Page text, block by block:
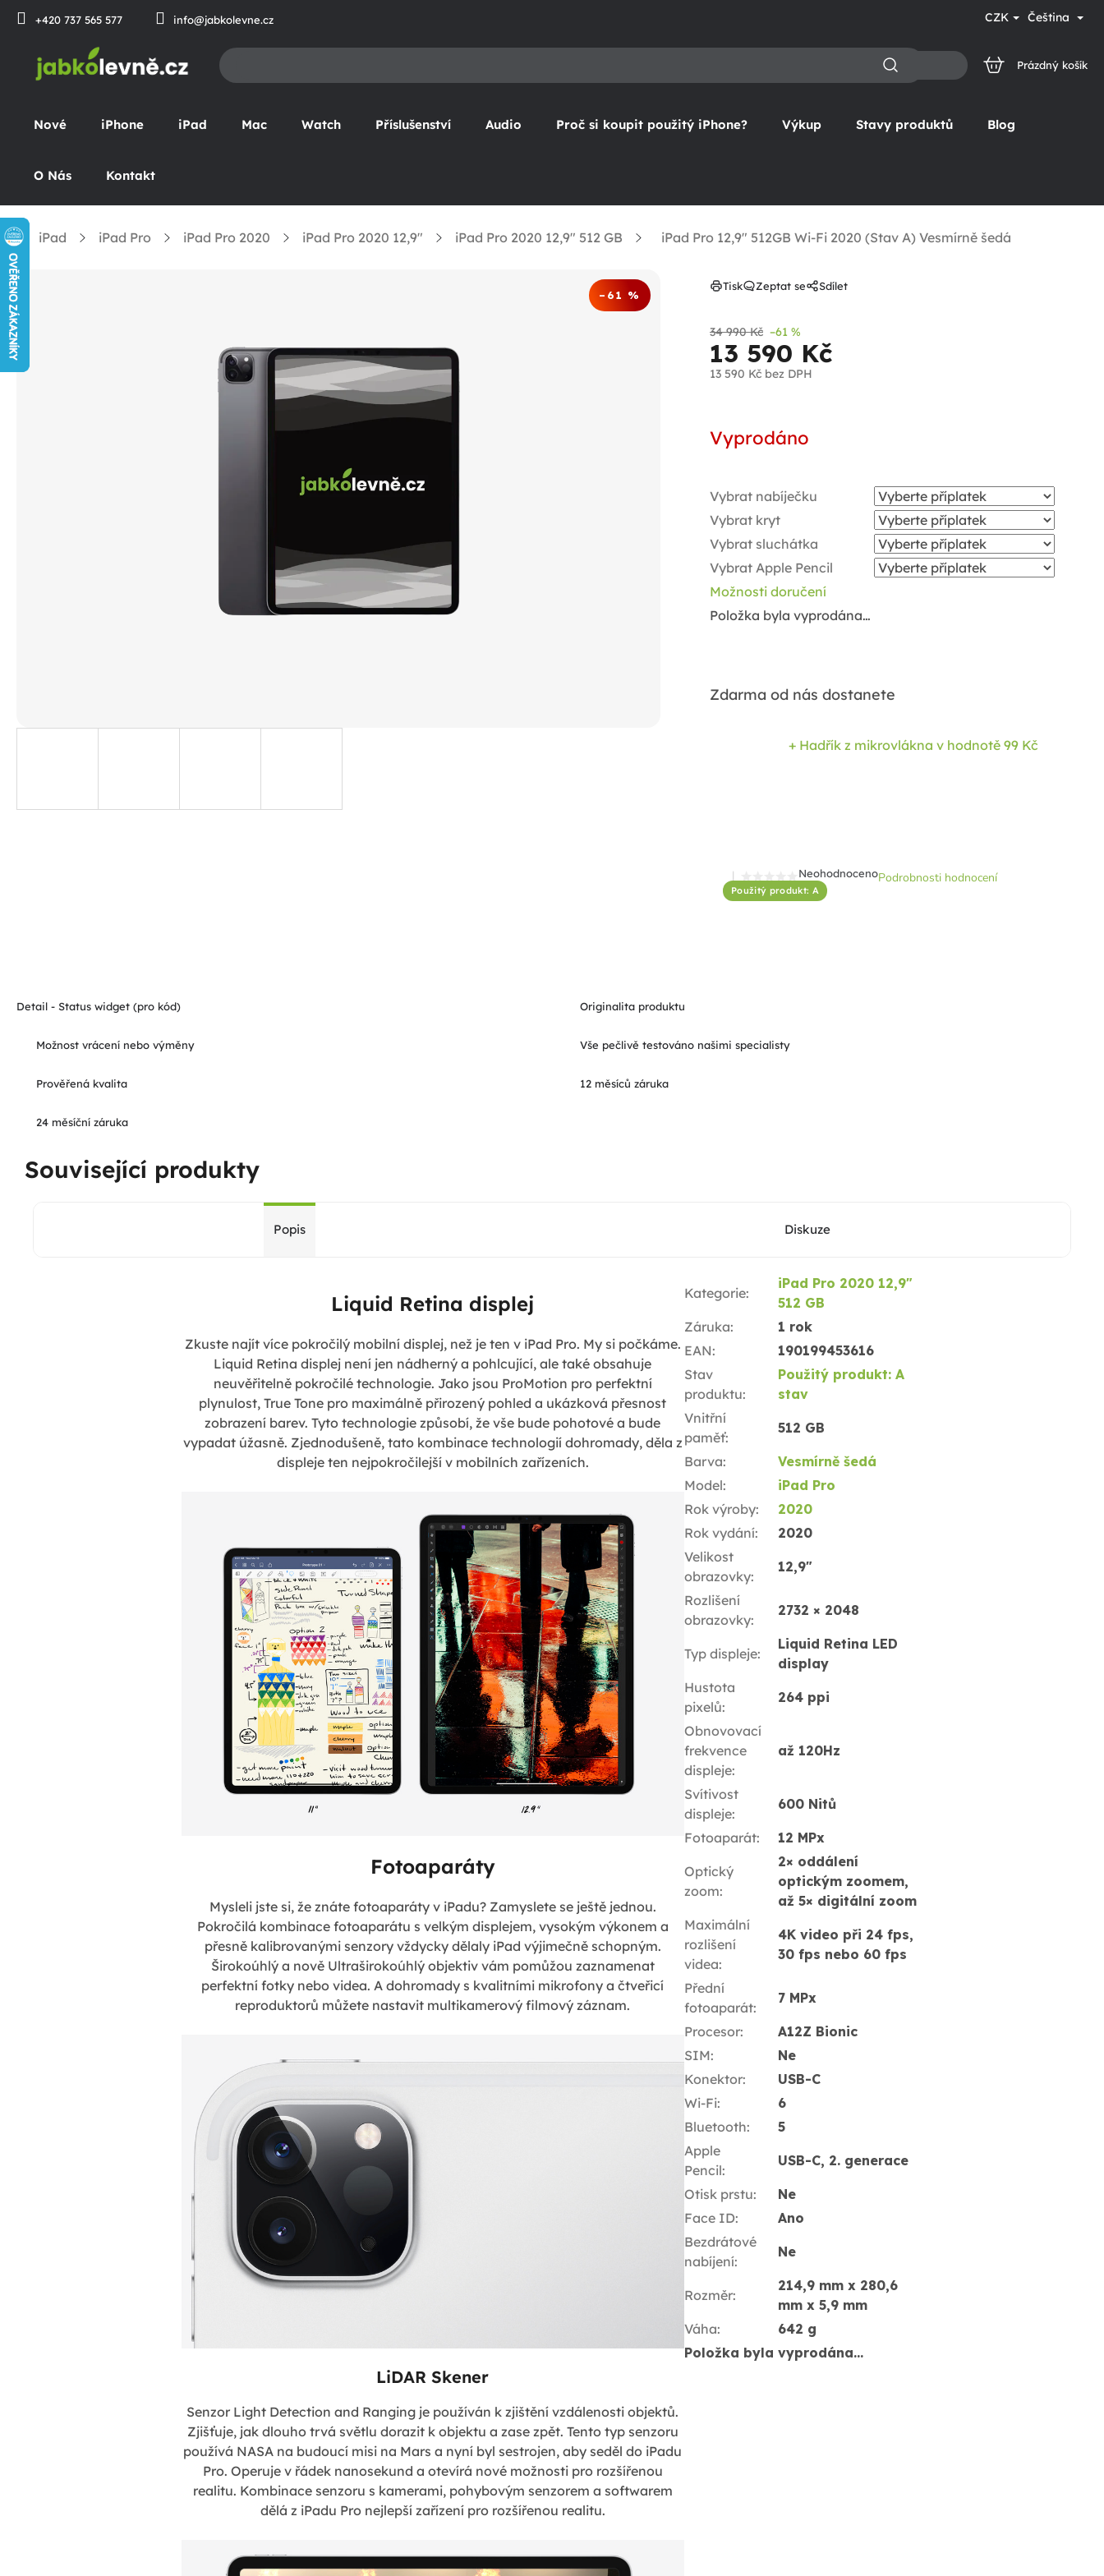
Přejít
+420 737 565 577 info@jabkolevne.cz CZK Čeština
NÁKUPNÍ
Prázdný košík
Nové iPhone iPad Mac Watch Příslušenství Audio Proč si koupit použitý iPhone? Výkup Stavy produktů Blog
O Nás Kontakt
Domů iPad iPad Pro iPad Pro 2020 iPad Pro 2020 12,9" iPad Pro 2020 12,9" 512 GB iPad Pro 12,9" 512GB Wi-Fi 2020 (Stav A) Vesmírně šedá
Použitý produkt: A
Průměrné
hodnocení
NeohodnocenoPodrobnosti hodnocení
–61 %
34 990 Kč –61 %
13 590 Kč
13 590 Kč bez DPH
Vyprodáno
Vybrat nabíječku
Vybrat kryt
Vybrat sluchátka
Vybrat Apple Pencil
Možnosti doručení
Položka byla vyprodána…
Zdarma od nás dostanete
+ Hadřík z mikrovlákna v hodnotě 99 Kč
Tisk Zeptat se Sdílet
Detail - Status widget (pro kód) Originalita produktu
Možnost vrácení nebo výměny Vše pečlivě testováno našimi specialisty
Prověřená kvalita 12 měsíců záruka
24 měsíční záruka
Související produkty
Popis Diskuze
Liquid Retina displej
Zkuste najít více pokročilý mobilní displej, než je ten v iPad Pro. My si počkáme.
Liquid Retina displej není jen nádherný a pohlcující, ale také obsahuje
neuvěřitelně pokročilé technologie. Jako jsou ProMotion pro perfektní
plynulost, True Tone pro maximálně přirozený pohled a ukázková přesnost
zobrazení barev. Tyto technologie způsobí, že vše bude pohotové a bude
vypadat úžasně. Zjednodušeně, tato kombinace technologií dohromady, děla z
displeje ten nejpokročilejší v mobilních zařízeních.
Fotoaparáty
Mysleli jste si, že znáte fotoaparáty v iPadu? Zamyslete se ještě jednou.
Pokročilá kombinace fotoaparátu s velkým displejem, vysokým výkonem a
přesně kalibrovanými senzory vždycky dělaly iPad výjimečně schopným.
Širokoúhlý a nově Ultraširokoúhlý objektiv vám pomůžou zaznamenat
perfektní fotky nebo videa. A dohromady s kvalitními mikrofony a čtveřicí
reproduktorů můžete nastavit multikamerový filmový záznam.
LiDAR Skener
Senzor Light Detection and Ranging je používán k zjištění vzdálenosti objektů.
Zjišťuje, jak dlouho trvá světlu dorazit k objektu a zase zpět. Tento typ senzoru
používá NASA na budoucí misi na Mars a nyní byl sestrojen, aby seděl do iPadu
Pro. Operuje v řádek nanosekund a otevírá nové možnosti pro rozšířenou
realitu. Kombinace senzoru s kamerami, pohybovým senzorem a softwarem
dělá z iPadu Pro nejlepší zařízení pro rozšířenou realitu.
Kategorie:
iPad Pro 2020 12,9"
512 GB
Záruka:
1 rok
EAN:
190199453616
Stav
produktu:
Použitý produkt: A
stav
Vnitřní
paměť:
512 GB
Barva:
Vesmírně šedá
Model:
iPad Pro
Rok výroby:
2020
Rok vydání:
2020
Velikost
obrazovky:
12,9"
Rozlišení
obrazovky:
2732 × 2048
Typ displeje:
Liquid Retina LED
display
Hustota
pixelů:
264 ppi
Obnovovací
frekvence
displeje:
až 120Hz
Svítivost
displeje:
600 Nitů
Fotoaparát: 12 MPx
Optický
zoom:
2× oddálení
optickým zoomem,
až 5× digitální zoom
Maximální
rozlišení
videa:
4K video při 24 fps,
30 fps nebo 60 fps
Přední
fotoaparát:
7 MPx
Procesor:
A12Z Bionic
SIM:
Ne
Konektor:
USB-C
Wi-Fi:
6
Bluetooth:
5
Apple
Pencil:
USB-C, 2. generace
Otisk prstu:
Ne
Face ID:
Ano
Bezdrátové
nabíjení:
Ne
Rozměr:
214,9 mm x 280,6
mm x 5,9 mm
Váha:
642 g
Položka byla vyprodána…